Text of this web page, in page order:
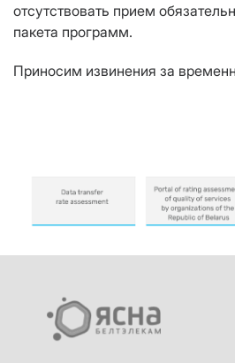
отсутствовать прием
пакета программ.
Приносим извинения за